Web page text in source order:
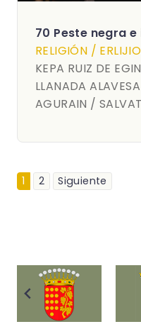
70 Peste negra
RELIGIÓN /
KEPA RUIZ DE
LLANADA
AGURAIN /
1 2 Siguiente